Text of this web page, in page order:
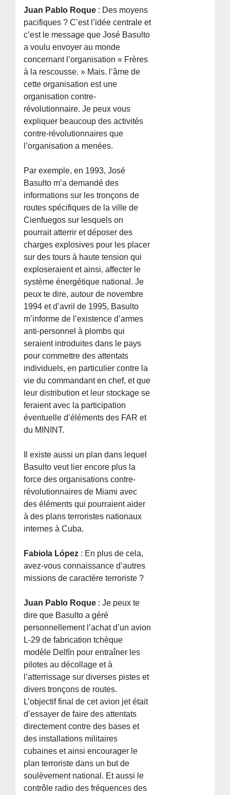
Juan Pablo Roque : Des moyens
pacifiques ? C’est l’idée centrale et
c’est le message que José Basulto
a voulu envoyer au monde
concernant l’organisation « Frères
à la rescousse. » Mais. l’âme de
cette organisation est une
organisation contre-
révolutionnaire. Je peux vous
expliquer beaucoup des activités
contre-révolutionnaires que
l’organisation a menées.
Par exemple, en 1993, José
Basulto m’a demandé des
informations sur les tronçons de
routes spécifiques de la ville de
Cienfuegos sur lesquels on
pourrait atterrir et déposer des
charges explosives pour les placer
sur des tours à haute tension qui
exploseraient et ainsi, affecter le
système énergétique national. Je
peux te dire, autour de novembre
1994 et d’avril de 1995, Basulto
m’informe de l’existence d’armes
anti-personnel à plombs qui
seraient introduites dans le pays
pour commettre des attentats
individuels, en particulier contre la
vie du commandant en chef, et que
leur distribution et leur stockage se
feraient avec la participation
éventuelle d’éléments des FAR et
du MININT.
Il existe aussi un plan dans lequel
Basulto veut lier encore plus la
force des organisations contre-
révolutionnaires de Miami avec
des éléments qui pourraient aider
à des plans terroristes nationaux
internes à Cuba.
Fabiola López : En plus de cela,
avez-vous connaissance d’autres
missions de caractère terroriste ?
Juan Pablo Roque : Je peux te
dire que Basulto a géré
personnellement l’achat d’un avion
L-29 de fabrication tchèque
modèle Delfín pour entraîner les
pilotes au décollage et à
l’atterrissage sur diverses pistes et
divers tronçons de routes.
L’objectif final de cet avion jet était
d’essayer de faire des attentats
directement contre des bases et
des installations militaires
cubaines et ainsi encourager le
plan terroriste dans un but de
soulèvement national. Et aussi le
contrôle radio des fréquences des